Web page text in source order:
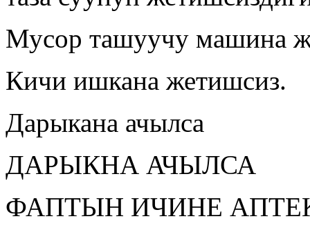
Мусор ташуучу машина
Кичи ишкана жетишсиз.
Дарыкана ачылса
ДАРЫКНА АЧЫЛСА
ФАПТЫН ИЧИНЕ